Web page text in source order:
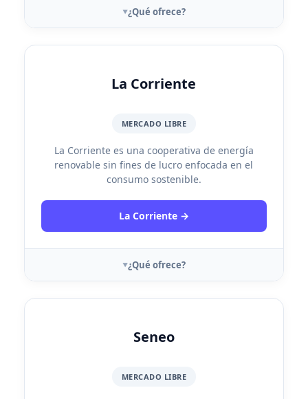
¿Qué ofrece?
La Corriente
MERCADO LIBRE
La Corriente es una cooperativa de energía
renovable sin fines de lucro enfocada en el
consumo sostenible.
La Corriente →
¿Qué ofrece?
Seneo
MERCADO LIBRE